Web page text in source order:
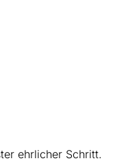
ehrlicher Schritt.